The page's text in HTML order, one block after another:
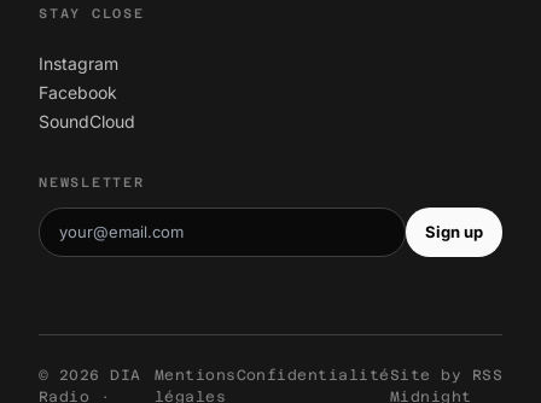
STAY CLOSE
Instagram
Facebook
SoundCloud
NEWSLETTER
Sign up
© 2026 DIA
Radio ·
Mentions
légales
Confidentialité Site by
Midnight
RSS